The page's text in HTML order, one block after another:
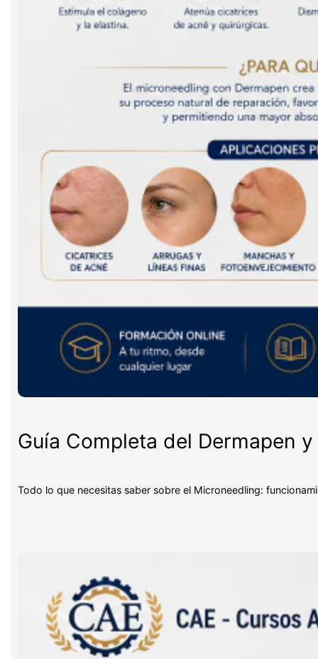
Guía Completa del Dermapen
Todo lo que necesitas saber sobre el Microneedling: